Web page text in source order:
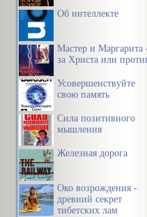
Об интеллекте
Мастер и Маргарита
за Христа или
Усовершенствуйте
свою память
Сила позитивного
мышления
Железная дорога
Око возрождения -
древний секрет
тибетских лам